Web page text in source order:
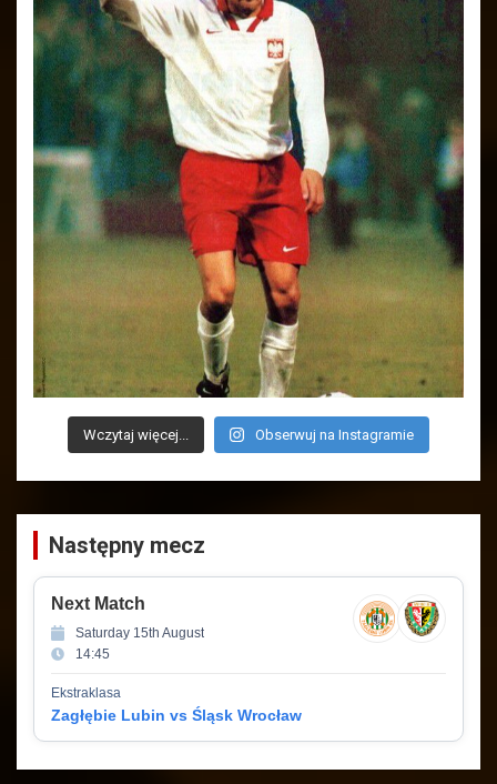
Wczytaj więcej... Obserwuj na Instagramie
Następny mecz
Next Match
Saturday 15th August
14:45
Ekstraklasa
Zagłębie Lubin vs Śląsk Wrocław